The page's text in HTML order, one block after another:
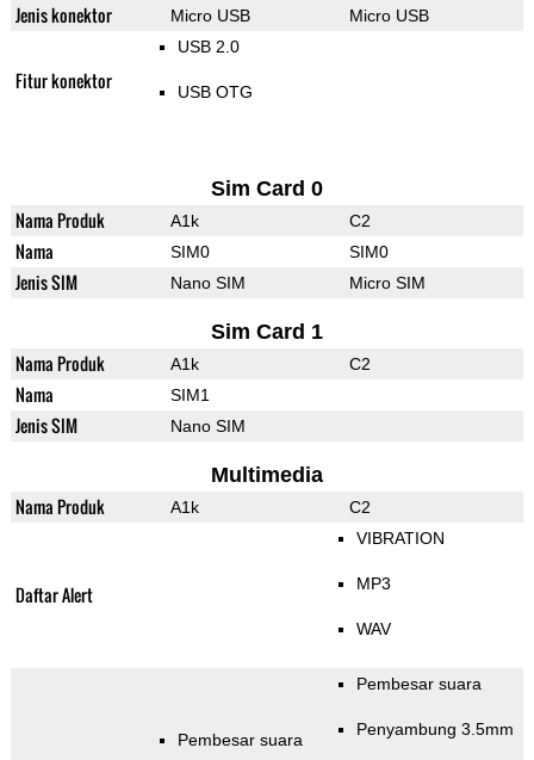
Jenis konektor Micro USB Micro USB
Fitur konektor
USB 2.0
USB OTG
Sim Card 0
Nama Produk A1k C2
Nama SIM0 SIM0
Jenis SIM Nano SIM Micro SIM
Sim Card 1
Nama Produk A1k C2
Nama SIM1
Jenis SIM Nano SIM
Multimedia
Nama Produk A1k C2
Daftar Alert
VIBRATION
MP3
WAV
Pembesar suara
Pembesar suara
Penyambung 3.5mm